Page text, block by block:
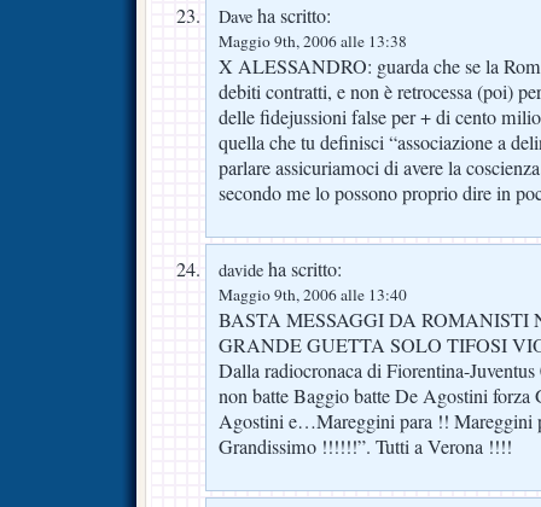
Dave ha scritto:
Maggio 9th, 2006 alle 13:38
X ALESSANDRO: guarda che se la
debiti contratti, e non è retrocessa (poi)
delle fidejussioni false per + di cento
quella che tu definisci “associazione a
parlare assicuriamoci di avere la
secondo me lo possono proprio dire in
davide ha scritto:
Maggio 9th, 2006 alle 13:40
BASTA MESSAGGI DA ROMANISTI
GRANDE GUETTA SOLO TIFOSI
Dalla radiocronaca di Fiorentina-
non batte Baggio batte De Agostini forza
Agostini e…Mareggini para !! Mareggini
Grandissimo !!!!!!”. Tutti a Verona !!!!